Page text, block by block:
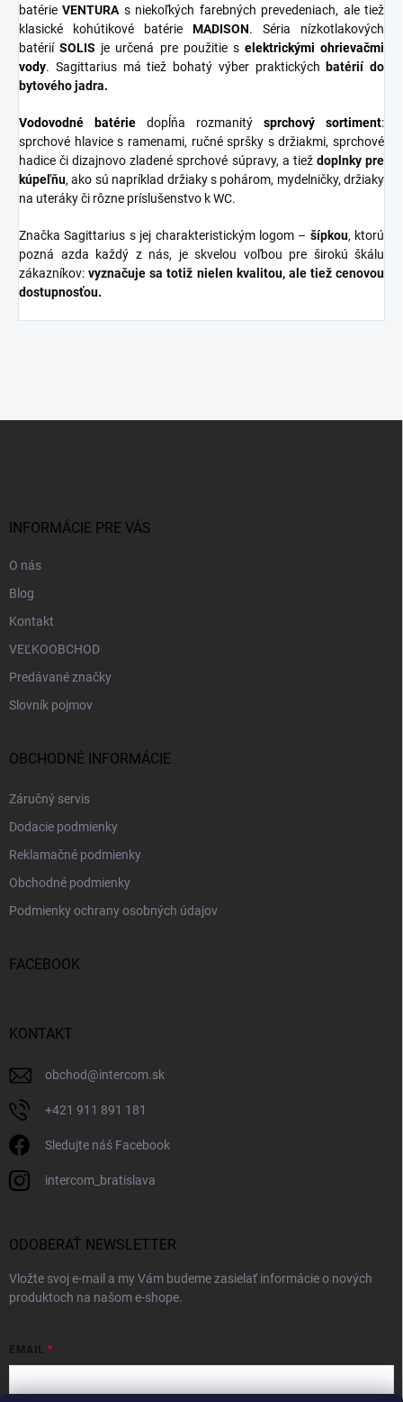
batérieVENTURAs niekoľkých farebných prevedeniach, ale tiež
klasické kohútikové batérie MADISON. Séria nízkotlakových
batériíSOLIS je určená pre použitie s elektrickými ohrievačmi
vody. Sagittarius má tiež bohatý výber praktických batérií do
bytového jadra.
Vodovodné batérie dopĺňa rozmanitý sprchový sortiment:
sprchové hlavice s ramenami, ručné spršky s držiakmi, sprchové
hadice či dizajnovo zladené sprchové súpravy, a tiež doplnky pre
kúpeľňu, ako sú napríklad držiaky s pohárom, mydelničky, držiaky
na uteráky či rôzne príslušenstvo k WC.
Značka Sagittarius s jej charakteristickým logom – šípkou, ktorú
pozná azda každý z nás, je skvelou voľbou pre širokú škálu
zákazníkov:vyznačuje sa totiž nielen kvalitou, ale tiež cenovou
dostupnosťou.
INFORMÁCIE PRE VÁS
O nás
Blog
Kontakt
VEĽKOOBCHOD
Predávané značky
Slovník pojmov
OBCHODNÉ INFORMÁCIE
Záručný servis
Dodacie podmienky
Reklamačné podmienky
Obchodné podmienky
Podmienky ochrany osobných údajov
FACEBOOK
KONTAKT
obchod@intercom.sk
+421 911 891 181
Sledujte náš Facebook
intercom_bratislava
ODOBERAŤ NEWSLETTER
Vložte svoj e-mail a my Vám budeme zasielať informácie o nových
produktoch na našom e-shope.
EMAIL